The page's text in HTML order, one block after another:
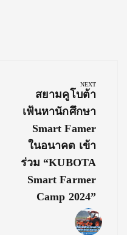
NEXT
Next
Post:
สยามคูโบต้า
เฟ้นหานักศึกษา
Smart Famer
ในอนาคต เข้า
ร่วม “KUBOTA
Smart Farmer
Camp 2024”